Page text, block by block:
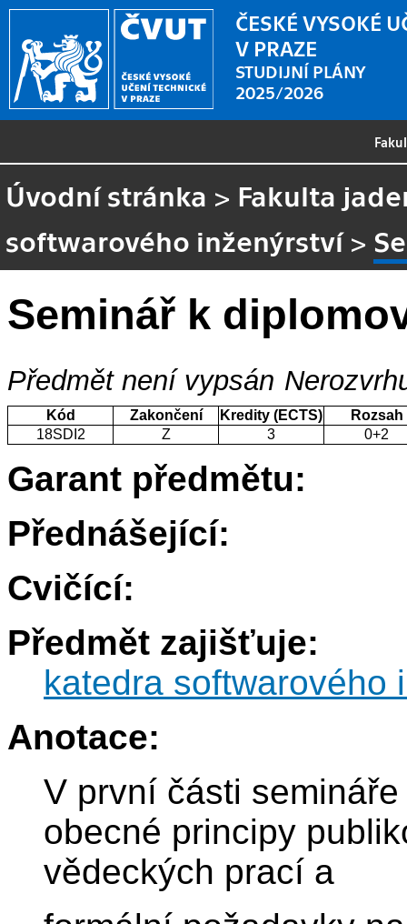
ČESKÉ VYSOKÉ
V PRAZE
STUDIJNÍ PLÁNY
2025/2026
Úvodní stránka > Fakulta
softwarového inženýrství>
Seminář k
Předmět není vypsán
Kód Zakončení Kredity (ECTS)
Rozsah
18SDI2
Z 3 0+2
Garant předmětu:
Přednášející:
Cvičící:
Předmět zajišťuje:
katedra softwarového
Anotace:
V první části
obecné principy
vědeckých prací a